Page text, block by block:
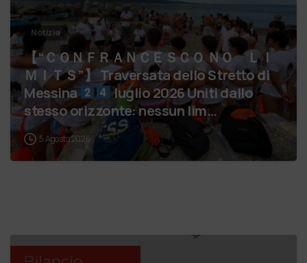
Notizie
【 “ＣＯＮＦＲＡＮＣＥＳＣＯ ＮＯ ＬＩ
ＭＩＴＳ”】 Traversata dello Stretto di
Messina
luglio 2026 Uniti dallo
stesso orizzonte: nessun lim…
5 Agosto 2026